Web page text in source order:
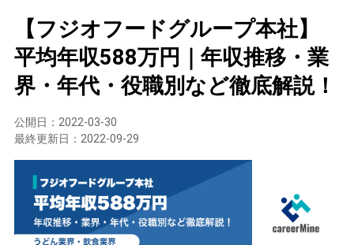
【フジオフードグループ本社】
平均年収588万円｜年収推移・業
界・年代・役職別など徹底解説！
公開日： 2022-03-30
最終更新日： 2022-09-29